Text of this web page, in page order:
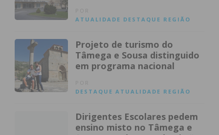
ATUALIDADE DESTAQUE REGIÃO
Projeto de turismo do
Tâmega e Sousa distinguido
em programa nacional
DESTAQUE ATUALIDADE REGIÃO
Dirigentes Escolares pedem
ensino misto no Tâmega e